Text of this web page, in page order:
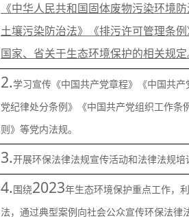
《中华人民共和国固体废物污染环境
土壤污染防治法》《排污许可管理条
国家、省关于生态环境保护的相关规
2.学习宣传《中国共产党章程》《中国共
党纪律处分条例》《中国共产党组织工作条
则》等党内法规。
3.开展环保法律法规宣传活动和法律法规培
4.围绕2023年生态环境保护重点工作，
法，通过典型案例向社会公众宣传环保法律